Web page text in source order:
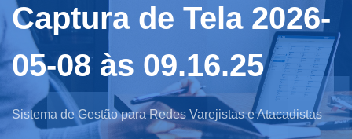
Captura de Tela 2026-
05-08 às 09.16.25
Sistema de Gestão para Redes Varejistas e Atacadistas